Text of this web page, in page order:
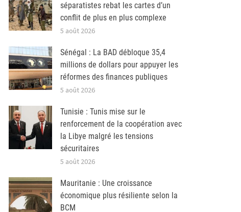
séparatistes rebat les cartes d’un
conflit de plus en plus complexe
5 août 2026
Sénégal : La BAD débloque 35,4
millions de dollars pour appuyer les
réformes des finances publiques
5 août 2026
Tunisie : Tunis mise sur le
renforcement de la coopération avec
la Libye malgré les tensions
sécuritaires
5 août 2026
Mauritanie : Une croissance
économique plus résiliente selon la
BCM